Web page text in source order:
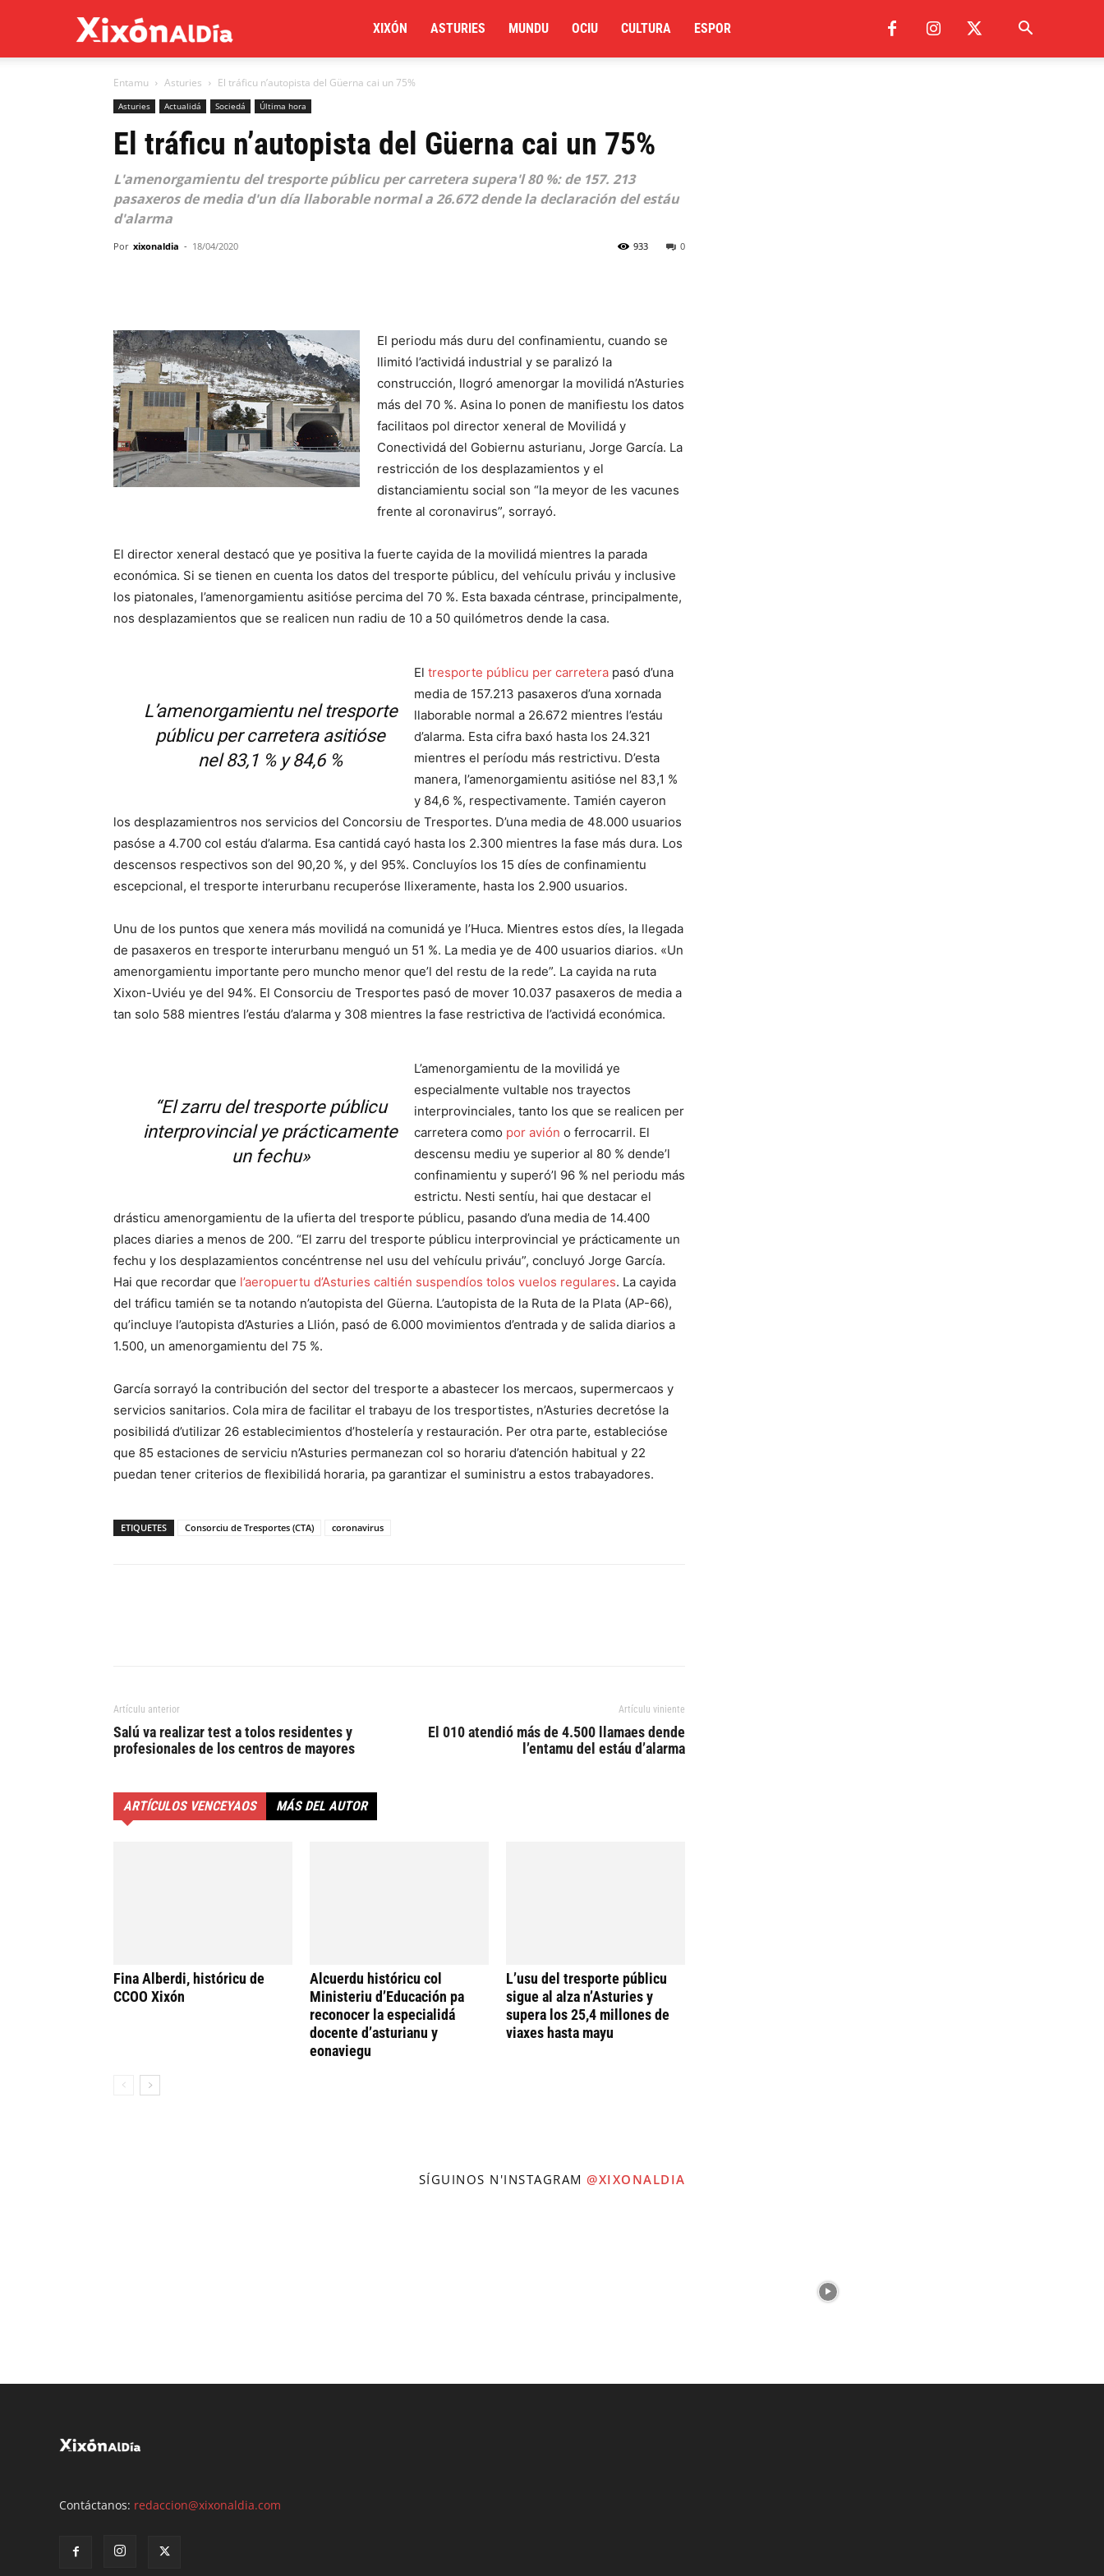
al
día
XIXÓN ASTURIES MUNDU OCIU CULTURA ESPOR
Entamu Asturies El tráficu n’autopista del Güerna cai un 75%
Asturies Actualidá Sociedá Última hora
El tráficu n’autopista del Güerna cai un 75%
L'amenorgamientu del tresporte públicu per carretera supera'l 80 %: de 157. 213
pasaxeros de media d'un día llaborable normal a 26.672 dende la declaración del estáu
d'alarma
Por xixonaldia - 18/04/2020 0
933
El periodu más duru del confinamientu, cuando se
llimitó l’actividá industrial y se paralizó la
construcción, llogró amenorgar la movilidá n’Asturies
más del 70 %. Asina lo ponen de manifiestu los datos
facilitaos pol director xeneral de Movilidá y
Conectividá del Gobiernu asturianu, Jorge García. La
restricción de los desplazamientos y el
distanciamientu social son “la meyor de les vacunes
frente al coronavirus”, sorrayó.
El director xeneral destacó que ye positiva la fuerte cayida de la movilidá mientres la parada
económica. Si se tienen en cuenta los datos del tresporte públicu, del vehículu priváu y inclusive
los piatonales, l’amenorgamientu asitióse percima del 70 %. Esta baxada céntrase, principalmente,
nos desplazamientos que se realicen nun radiu de 10 a 50 quilómetros dende la casa.
L’amenorgamientu nel tresporte
públicu per carretera asitióse
nel 83,1 % y 84,6 %
El tresporte públicu per carretera pasó d’una
media de 157.213 pasaxeros d’una xornada
llaborable normal a 26.672 mientres l’estáu
d’alarma. Esta cifra baxó hasta los 24.321
mientres el períodu más restrictivu. D’esta
manera, l’amenorgamientu asitióse nel 83,1 %
y 84,6 %, respectivamente. Tamién cayeron
los desplazamientros nos servicios del Concorsiu de Tresportes. D’una media de 48.000 usuarios
pasóse a 4.700 col estáu d’alarma. Esa cantidá cayó hasta los 2.300 mientres la fase más dura. Los
descensos respectivos son del 90,20 %, y del 95%. Concluyíos los 15 díes de confinamientu
escepcional, el tresporte interurbanu recuperóse llixeramente, hasta los 2.900 usuarios.
Unu de los puntos que xenera más movilidá na comunidá ye l’Huca. Mientres estos díes, la llegada
de pasaxeros en tresporte interurbanu menguó un 51 %. La media ye de 400 usuarios diarios. «Un
amenorgamientu importante pero muncho menor que’l del restu de la rede”. La cayida na ruta
Xixon-Uviéu ye del 94%. El Consorciu de Tresportes pasó de mover 10.037 pasaxeros de media a
tan solo 588 mientres l’estáu d’alarma y 308 mientres la fase restrictiva de l’actividá económica.
“El zarru del tresporte públicu
interprovincial ye prácticamente
un fechu»
L’amenorgamientu de la movilidá ye
especialmente vultable nos trayectos
interprovinciales, tanto los que se realicen per
carretera como por avión o ferrocarril. El
descensu mediu ye superior al 80 % dende’l
confinamientu y superó’l 96 % nel periodu más
estrictu. Nesti sentíu, hai que destacar el
drásticu amenorgamientu de la ufierta del tresporte públicu, pasando d’una media de 14.400
places diaries a menos de 200. “El zarru del tresporte públicu interprovincial ye prácticamente un
fechu y los desplazamientos concéntrense nel usu del vehículu priváu”, concluyó Jorge García.
Hai que recordar que l’aeropuertu d’Asturies caltién suspendíos tolos vuelos regulares. La cayida
del tráficu tamién se ta notando n’autopista del Güerna. L’autopista de la Ruta de la Plata (AP-66),
qu’incluye l’autopista d’Asturies a Llión, pasó de 6.000 movimientos d’entrada y de salida diarios a
1.500, un amenorgamientu del 75 %.
García sorrayó la contribución del sector del tresporte a abastecer los mercaos, supermercaos y
servicios sanitarios. Cola mira de facilitar el trabayu de los tresportistes, n’Asturies decretóse la
posibilidá d’utilizar 26 establecimientos d’hostelería y restauración. Per otra parte, establecióse
que 85 estaciones de serviciu n’Asturies permanezan col so horariu d’atención habitual y 22
puedan tener criterios de flexibilidá horaria, pa garantizar el suministru a estos trabayadores.
ETIQUETES Consorciu de Tresportes (CTA) coronavirus
Artículu anterior
Salú va realizar test a tolos residentes y
profesionales de los centros de mayores
Artículu viniente
El 010 atendió más de 4.500 llamaes dende
l’entamu del estáu d’alarma
ARTÍCULOS VENCEYAOS MÁS DEL AUTOR
Fina Alberdi, históricu de
CCOO Xixón
Alcuerdu históricu col
Ministeriu d’Educación pa
reconocer la especialidá
docente d’asturianu y
eonaviegu
L’usu del tresporte públicu
sigue al alza n’Asturies y
supera los 25,4 millones de
viaxes hasta mayu
SÍGUINOS N'INSTAGRAM @XIXONALDIA
Contáctanos: redaccion@xixonaldia.com